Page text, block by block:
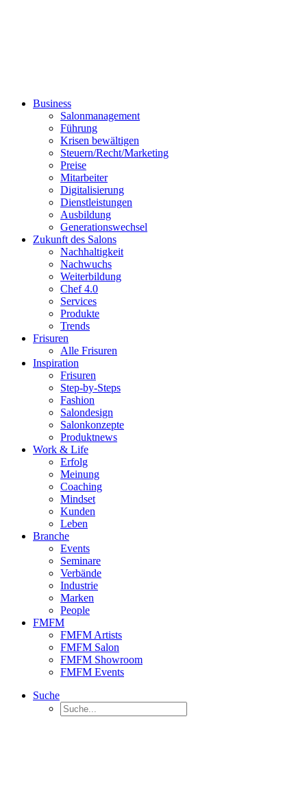
Business
Salonmanagement
Führung
Krisen bewältigen
Steuern/Recht/Marketing
Preise
Mitarbeiter
Digitalisierung
Dienstleistungen
Ausbildung
Generationswechsel
Zukunft des Salons
Nachhaltigkeit
Nachwuchs
Weiterbildung
Chef 4.0
Services
Produkte
Trends
Frisuren
Alle Frisuren
Inspiration
Frisuren
Step-by-Steps
Fashion
Salondesign
Salonkonzepte
Produktnews
Work & Life
Erfolg
Meinung
Coaching
Mindset
Kunden
Leben
Branche
Events
Seminare
Verbände
Industrie
Marken
People
FMFM
FMFM Artists
FMFM Salon
FMFM Showroom
FMFM Events
Suche